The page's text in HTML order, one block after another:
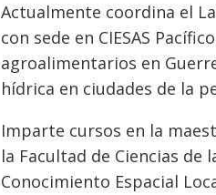
Actualmente coordina el
con sede en CIESAS
agroalimentarios en
hídrica en ciudades de la
Imparte cursos en la
la Facultad de Ciencias
Conocimiento Espacial